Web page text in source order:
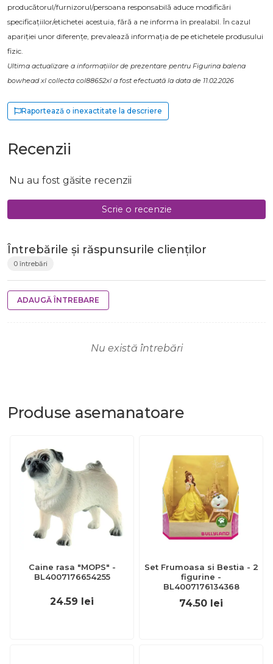
producătorul/furnizorul/persoana responsabilă aduce modificări
specificațiilor/etichetei acestuia, fără a ne informa în prealabil. În cazul
apariției unor diferențe, prevalează informația de pe etichetele produsului
fizic.
Ultima actualizare a informațiilor de prezentare pentru Figurina balena
bowhead xl collecta col88652xl a fost efectuată la data de 11.02.2026
Raportează o inexactitate la descriere
Recenzii
Nu au fost găsite recenzii
Scrie o recenzie
Întrebările și răspunsurile clienților
0 întrebări
ADAUGĂ ÎNTREBARE
Nu există întrebări
Produse asemanatoare
Caine rasa "MOPS" -
BL4007176654255
24.59 lei
Set Frumoasa si Bestia - 2
figurine -
BL4007176134368
74.50 lei